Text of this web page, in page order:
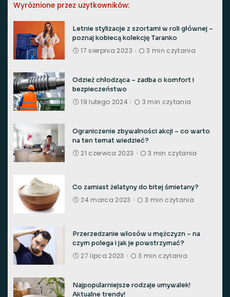
Wyróżnione przez użytkowników:
Letnie stylizacje z szortami w roli głównej –
poznaj kobiecą kolekcję Taranko
17 sierpnia 2023 3 min czytania
Odzież chłodząca – zadba o komfort i
bezpieczeństwo
19 lutego 2024 3 min czytania
Ograniczenie zbywalności akcji – co warto
na ten temat wiedzieć?
21 czerwca 2023 3 min czytania
Co zamiast żelatyny do bitej śmietany?
24 marca 2023 3 min czytania
Przerzedzanie włosów u mężczyzn – na
czym polega i jak je powstrzymać?
27 lipca 2023 3 min czytania
Najpopularniejsze rodzaje umywalek!
Aktualne trendy!